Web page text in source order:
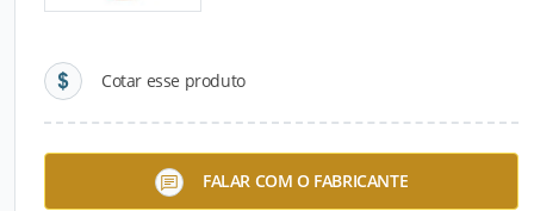
Cotar esse produto
FALAR COM O FABRICANTE
Detalhes do produto
Descrição do Produto
O Cascola Cascorez Cola Taco é um adesivo à
base de PVA especialmente indicado para